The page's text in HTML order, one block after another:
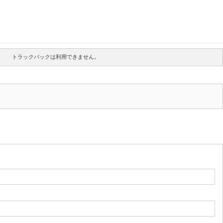
トラックバックは利用できません。